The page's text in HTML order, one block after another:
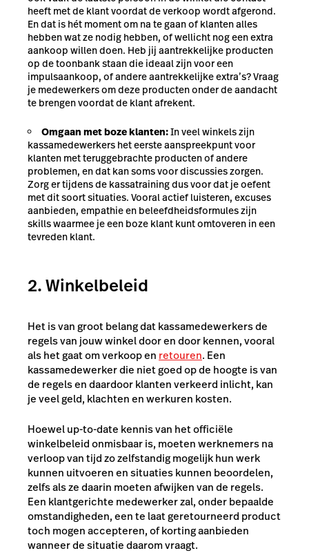
heeft met de klant voordat de verkoop wordt afgerond.
En dat is hét moment om na te gaan of klanten alles
hebben wat ze nodig hebben, of wellicht nog een extra
aankoop willen doen. Heb jij aantrekkelijke producten
op de toonbank staan die ideaal zijn voor een
impulsaankoop, of andere aantrekkelijke extra’s? Vraag
je medewerkers om deze producten onder de aandacht
te brengen voordat de klant afrekent.
Omgaan met boze klanten:In veel winkels zijn
kassamedewerkers het eerste aanspreekpunt voor
klanten met teruggebrachte producten of andere
problemen, en dat kan soms voor discussies zorgen.
Zorg er tijdens de kassatraining dus voor dat je oefent
met dit soort situaties. Vooral actief luisteren, excuses
aanbieden, empathie en beleefdheidsformules zijn
skills waarmee je een boze klant kunt omtoveren in een
tevreden klant.
2. Winkelbeleid
Het is van groot belang dat kassamedewerkers de
regels van jouw winkel door en door kennen, vooral
als het gaat om verkoop en retouren. Een
kassamedewerker die niet goed op de hoogte is van
de regels en daardoor klanten verkeerd inlicht, kan
je veel geld, klachten en werkuren kosten.
Hoewel up-to-date kennis van het officiële
winkelbeleid onmisbaar is, moeten werknemers na
verloop van tijd zo zelfstandig mogelijk hun werk
kunnen uitvoeren en situaties kunnen beoordelen,
zelfs als ze daarin moeten afwijken van de regels.
Een klantgerichte medewerker zal, onder bepaalde
omstandigheden, een te laat geretourneerd product
toch mogen accepteren, of korting aanbieden
wanneer de situatie daarom vraagt.